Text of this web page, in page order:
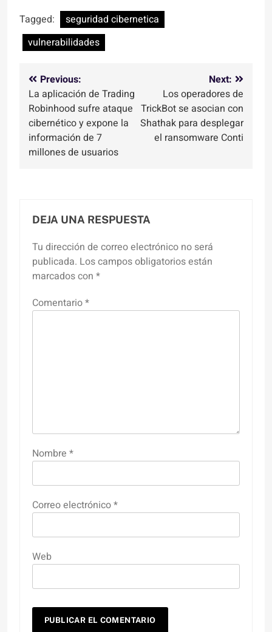
Tagged:
seguridad cibernetica
vulnerabilidades
Navegación
de
entradas
Previous:
La aplicación de Trading
Robinhood sufre ataque
cibernético y expone la
información de 7
millones de usuarios
Next:
Los operadores de
TrickBot se asocian con
Shathak para desplegar
el ransomware Conti
DEJA UNA RESPUESTA
Tu dirección de correo electrónico no será
publicada. Los campos obligatorios están
marcados con *
Comentario*
Nombre *
Correo electrónico*
Web